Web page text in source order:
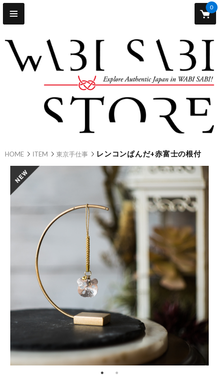
0
HOME ITEM 東京手仕事 レンコンぱんだ+赤富士の根付